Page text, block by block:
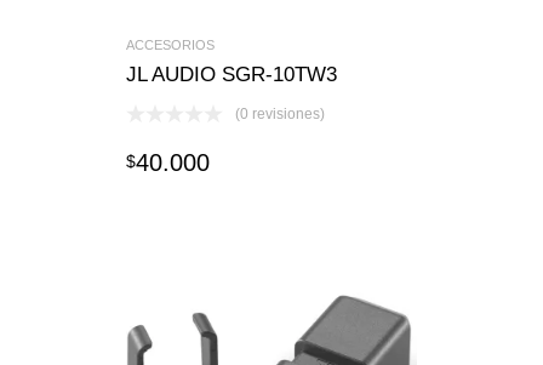
ACCESORIOS
JL AUDIO SGR-10TW3
(0 revisiones)
$40.000